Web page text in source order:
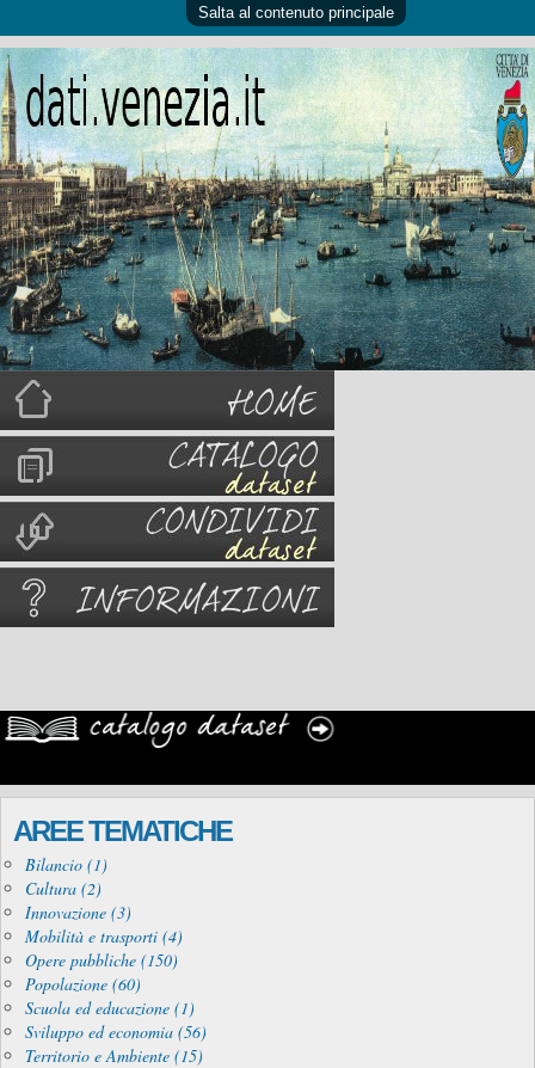
Salta al contenuto principale
AREE TEMATICHE
Bilancio (1)
Cultura (2)
Innovazione (3)
Mobilità e trasporti (4)
Opere pubbliche (150)
Popolazione (60)
Scuola ed educazione (1)
Sviluppo ed economia (56)
Territorio e Ambiente (15)